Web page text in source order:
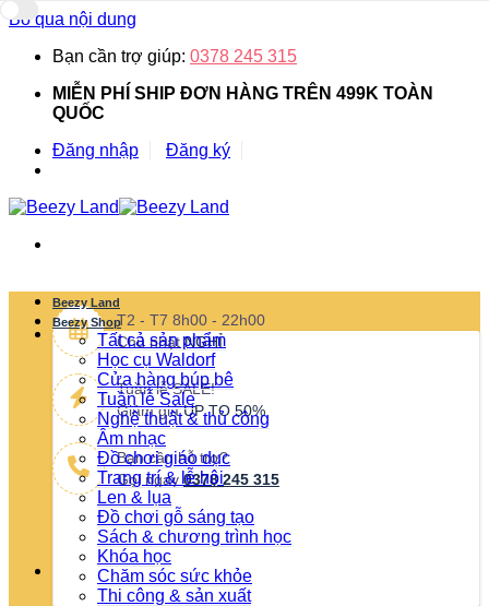
Bỏ qua nội dung
Bạn cần trợ giúp: 0378 245 315
MIỄN PHÍ SHIP ĐƠN HÀNG TRÊN 499K TOÀN
QUỐC
Đăng nhập
Đăng ký
T2 - T7 8h00 - 22h00
Chủ nhậtNGHỈ
Tuần lễ SALE!
Giảm giáUP TO 50%
Bạn cần hỗ trợ?
Gọi ngay 0378 245 315
Beezy Land
Beezy Shop
Tất cả sản phẩm
Học cụ Waldorf
Cửa hàng búp bê
Tuần lễ Sale
Nghệ thuật & thủ công
Âm nhạc
Đồ chơi giáo dục
Trang trí & lễ hội
Len & lụa
Đồ chơi gỗ sáng tạo
Sách & chương trình học
Khóa học
Chăm sóc sức khỏe
Thi công & sản xuất